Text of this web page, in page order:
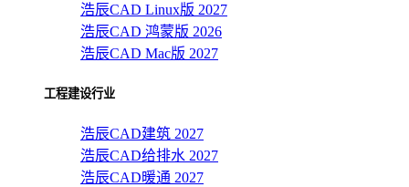
浩辰CAD Linux版 2027
浩辰CAD 鸿蒙版 2026
浩辰CAD Mac版 2027
工程建设行业
浩辰CAD建筑 2027
浩辰CAD给排水 2027
浩辰CAD暖通 2027